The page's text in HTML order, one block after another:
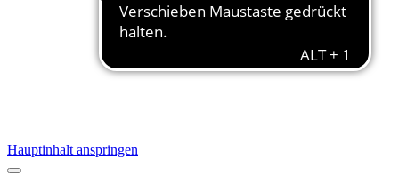
Hauptinhalt anspringen